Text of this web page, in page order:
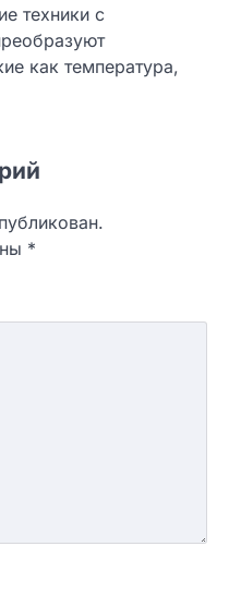
техники с
как температура,
*